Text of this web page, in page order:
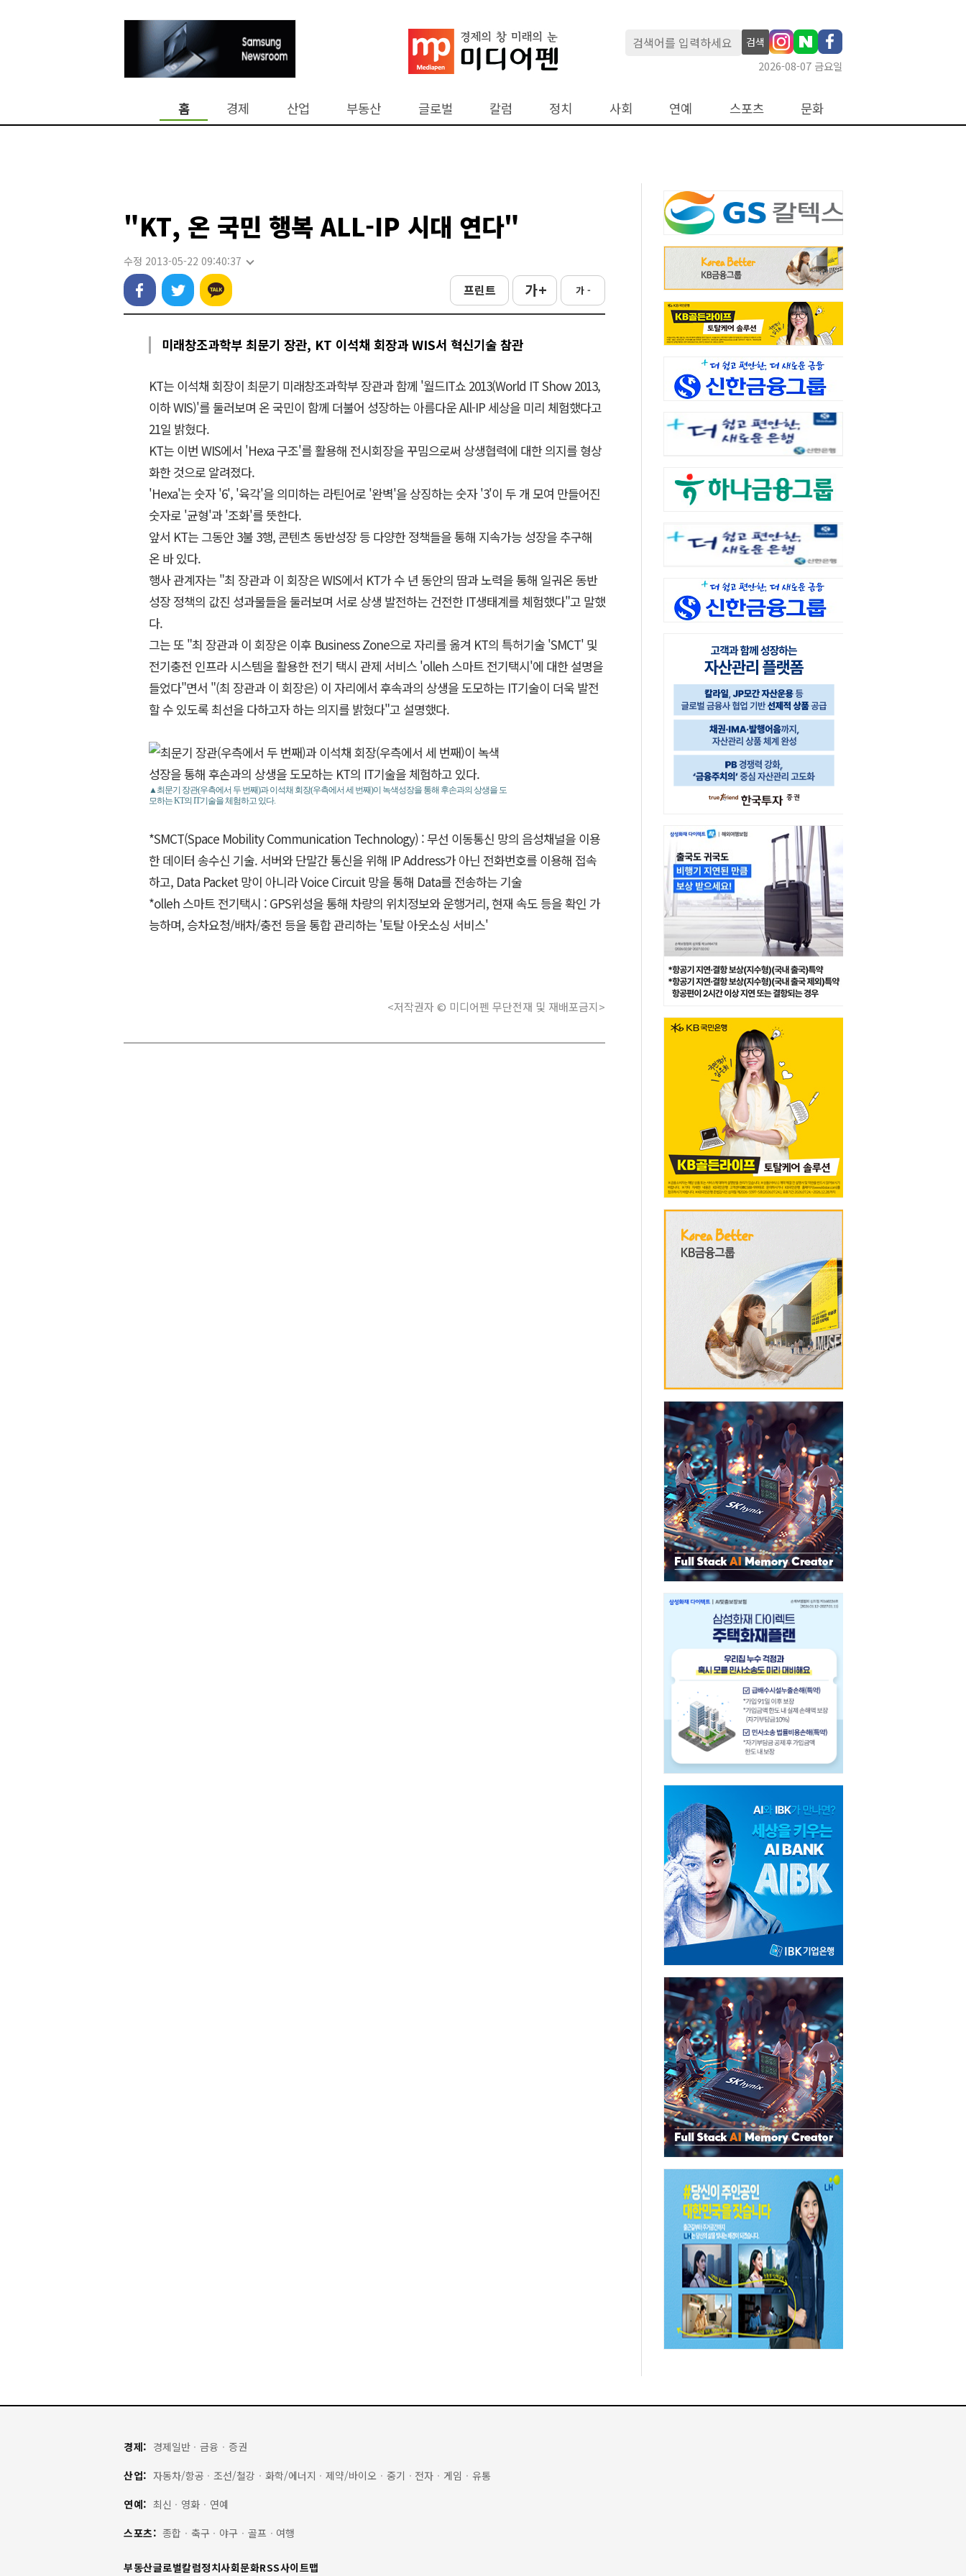
검색
2026-08-07 금요일
홈 경제 산업 부동산 글로벌 칼럼 정치 사회 연예 스포츠 문화
"KT, 온 국민 행복 ALL-IP 시대 연다"
수정 2013-05-22 09:40:37
프린트 가 + 가 -
미래창조과학부 최문기 장관, KT 이석채 회장과 WIS서 혁신기술 참관
KT는 이석채 회장이 최문기 미래창조과학부 장관과 함께 '월드IT쇼 2013(World IT Show 2013,
이하 WIS)'를 둘러보며 온 국민이 함께 더불어 성장하는 아름다운 All-IP 세상을 미리 체험했다고
21일 밝혔다.
KT는 이번 WIS에서 'Hexa 구조'를 활용해 전시회장을 꾸밈으로써 상생협력에 대한 의지를 형상
화한 것으로 알려졌다.
'Hexa'는 숫자 '6', '육각'을 의미하는 라틴어로 '완벽'을 상징하는 숫자 '3'이 두 개 모여 만들어진
숫자로 '균형'과 '조화'를 뜻한다.
앞서 KT는 그동안 3불 3행, 콘텐츠 동반성장 등 다양한 정책들을 통해 지속가능 성장을 추구해
온 바 있다.
행사 관계자는 "최 장관과 이 회장은 WIS에서 KT가 수 년 동안의 땀과 노력을 통해 일궈온 동반
성장 정책의 값진 성과물들을 둘러보며 서로 상생 발전하는 건전한 IT생태계를 체험했다"고 말했
다.
그는 또 "최 장관과 이 회장은 이후 Business Zone으로 자리를 옮겨 KT의 특허기술 'SMCT' 및
전기충전 인프라 시스템을 활용한 전기 택시 관제 서비스 'olleh 스마트 전기택시'에 대한 설명을
들었다"면서 "(최 장관과 이 회장은) 이 자리에서 후속과의 상생을 도모하는 IT기술이 더욱 발전
할 수 있도록 최선을 다하고자 하는 의지를 밝혔다"고 설명했다.
▲최문기 장관(우측에서 두 번째)과 이석채 회장(우측에서 세 번째)이 녹색성장을 통해 후손과의 상생을 도
모하는 KT의 IT기술을 체험하고 있다.
*SMCT(Space Mobility Communication Technology) : 무선 이동통신 망의 음성채널을 이용
한 데이터 송수신 기술. 서버와 단말간 통신을 위해 IP Address가 아닌 전화번호를 이용해 접속
하고, Data Packet 망이 아니라 Voice Circuit 망을 통해 Data를 전송하는 기술
*olleh 스마트 전기택시 : GPS위성을 통해 차량의 위치정보와 운행거리, 현재 속도 등을 확인 가
능하며, 승차요청/배차/충전 등을 통합 관리하는 '토탈 아웃소싱 서비스'
<저작권자 © 미디어펜 무단전재 및 재배포금지>
경제: 경제일반 · 금융 · 증권
산업: 자동차/항공 · 조선/철강 · 화학/에너지 · 제약/바이오 · 중기 · 전자 · 게임 · 유통
연예: 최신 · 영화 · 연예
스포츠: 종합 · 축구 · 야구 · 골프 · 여행
부동산글로벌칼럼정치사회문화RSS사이트맵